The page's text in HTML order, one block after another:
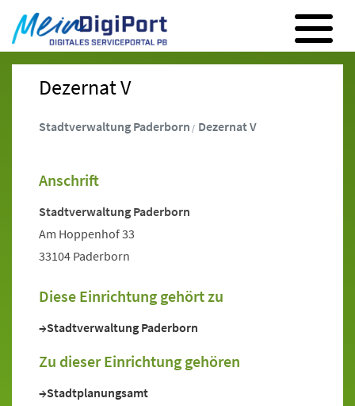
Digitales Serviceportal Paderborn
Zur Hauptnavigation
Zum Inhalt
Zum Footer
Dezernat V
Stadtverwaltung Paderborn Dezernat V
Anschrift
Stadtverwaltung Paderborn
Am Hoppenhof 33
33104 Paderborn
Diese Einrichtung gehört zu
Stadtverwaltung Paderborn
Zu dieser Einrichtung gehören
Stadtplanungsamt